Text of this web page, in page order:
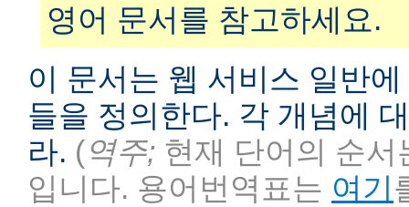
영어 문서를 참고하세요.
이 문서는 웹 서비스 일반
들을 정의한다. 각 개념에
라. (역주; 현재 단어의 순
입니다. 용어번역표는 여기